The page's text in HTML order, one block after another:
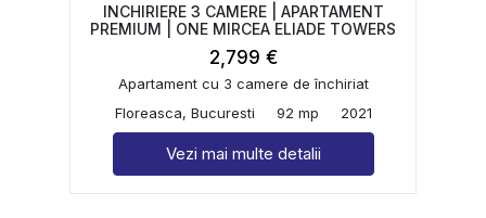
INCHIRIERE 3 CAMERE | APARTAMENT
PREMIUM | ONE MIRCEA ELIADE TOWERS
2,799 €
Apartament cu 3 camere de închiriat
Floreasca, Bucuresti
92 mp 2021
Vezi mai multe detalii